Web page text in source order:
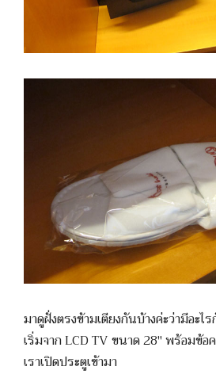
มาดูฝั่งตรงข้ามเตียงกันบ้างค่ะว่ามีอะไ
เริ่มจาก LCD TV ขนาด 28″ พร้อมข้
เราเปิดประตูเข้ามา